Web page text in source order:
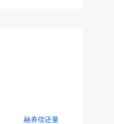
融券偿还量